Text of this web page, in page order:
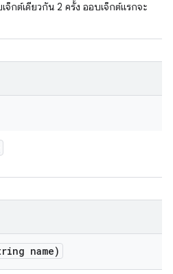
จ็กต์เดียวกัน 2 ครั้ง ออบเจ็กต์แรกจะ
name)